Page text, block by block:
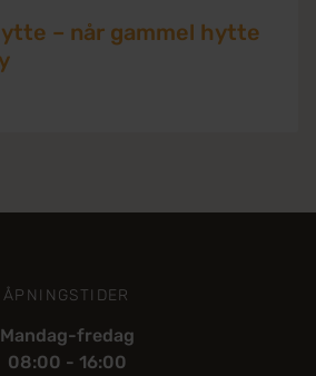
– når gammel hytte
ÅPNINGSTIDER
Mandag-fredag
08:00 - 16:00